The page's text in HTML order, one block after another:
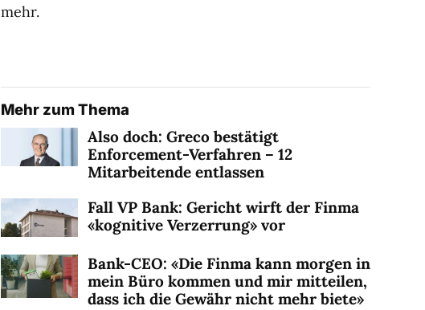
mehr.
Mehr zum Thema
Also doch: Greco bestätigt
Enforcement-Verfahren – 12
Mitarbeitende entlassen
Fall VP Bank: Gericht wirft der Finma
«kognitive Verzerrung» vor
Bank-CEO: «Die Finma kann morgen in
mein Büro kommen und mir mitteilen,
dass ich die Gewähr nicht mehr biete»